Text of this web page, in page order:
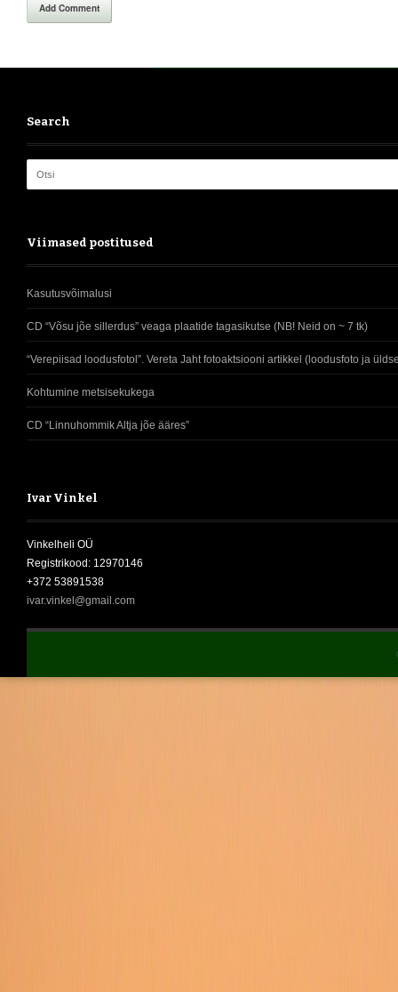
Add Comment
Search
Viimased postitused
Kasutusvõimalusi
CD “Võsu jõe sillerdus” veaga plaatide tagasikutse (NB! Neid on ~ 7 tk)
“Verepiisad loodusfotol”. Vereta Jaht fotoaktsiooni artikkel (loodusfoto ja
Kohtumine metsisekukega
CD “Linnuhommik Altja jõe ääres”
Ivar Vinkel
Vinkelheli OÜ
Registrikood: 12970146
+372 53891538
ivar.vinkel@gmail.com